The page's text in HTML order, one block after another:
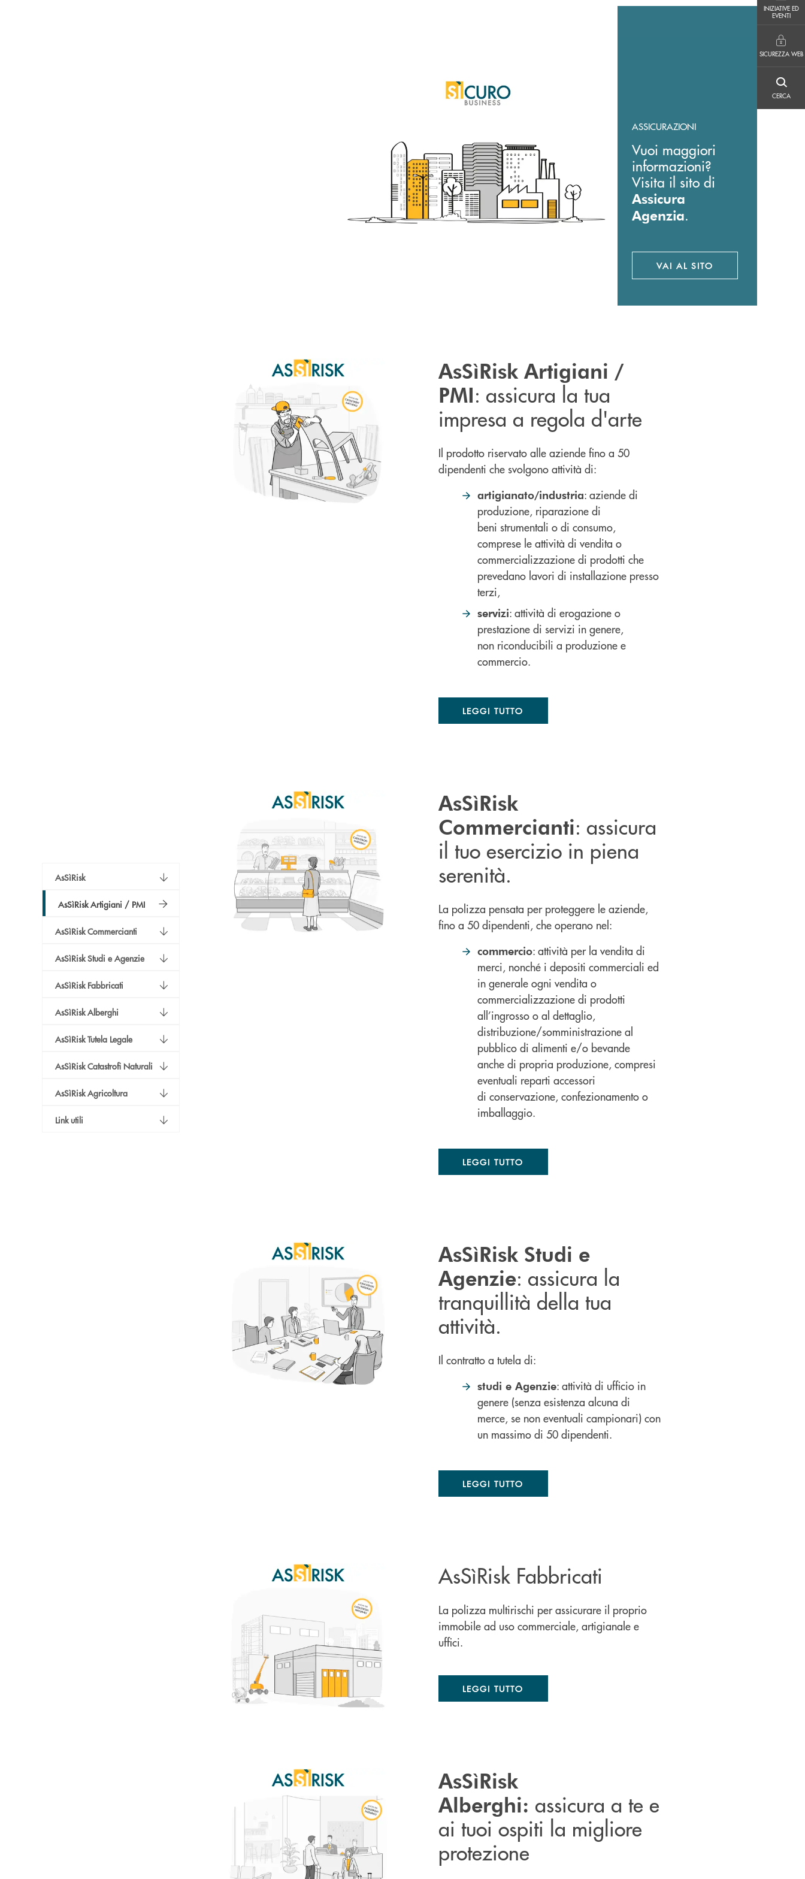
INIZIATIVE ED
EVENTI
INIZIATIVE ED EVENTI
SICUREZZA WEB
CERCA
AsSìRisk
AsSìRisk Artigiani / PMI
AsSìRisk Commercianti
AsSìRisk Studi e Agenzie
AsSìRisk Fabbricati
AsSìRisk Alberghi
AsSìRisk Tutela Legale
AsSìRisk Catastrofi Naturali
AsSìRisk Agricoltura
Link utili
ASSICURAZIONI
Vuoi maggiori
informazioni?
Visita il sito di
Assicura
Agenzia.
VAI AL SITOAPRE UNA NUOVA
AsSìRisk Artigiani /
PMI: assicura la tua
impresa a regola d'arte
Il prodotto riservato alle aziende fino a 50
dipendenti che svolgono attività di:
artigianato/industria: aziende di
produzione, riparazione di
beni strumentali o di consumo,
comprese le attività di vendita o
commercializzazione di prodotti che
prevedano lavori di installazione presso
terzi,
servizi: attività di erogazione o
prestazione di servizi in genere,
non riconducibili a produzione e
commercio.
LEGGI TUTTO
AsSìRisk
Commercianti: assicura
il tuo esercizio in piena
serenità.
La polizza pensata per proteggere le aziende,
fino a 50 dipendenti, che operano nel:
commercio: attività per la vendita di
merci, nonché i depositi commerciali ed
in generale ogni vendita o
commercializzazione di prodotti
all’ingrosso o al dettaglio,
distribuzione/somministrazione al
pubblico di alimenti e/o bevande
anche di propria produzione, compresi
eventuali reparti accessori
di conservazione, confezionamento o
imballaggio.
LEGGI TUTTO
AsSìRisk Studi e
Agenzie: assicura la
tranquillità della tua
attività.
Il contratto a tutela di:
studi e Agenzie: attività di ufficio in
genere (senza esistenza alcuna di
merce, se non eventuali campionari) con
un massimo di 50 dipendenti.
LEGGI TUTTO
AsSìRisk Fabbricati
La polizza multirischi per assicurare il proprio
immobile ad uso commerciale, artigianale e
uffici.
LEGGI TUTTO
AsSìRisk
Alberghi: assicura a te e
ai tuoi ospiti la migliore
protezione